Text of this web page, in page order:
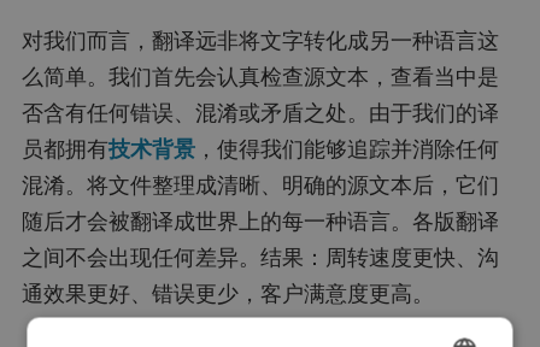
对我们而言，翻译远非将文字转化成另一种语言这
么简单。我们首先会认真检查源文本，查看当中是
否含有任何错误、混淆或矛盾之处。由于我们的译
员都拥有技术背景 ，使得我们能够追踪并消除任何
混淆。将文件整理成清晰、明确的源文本后，它们
随后才会被翻译成世界上的每一种语言。各版翻译
之间不会出现任何差异。结果：周转速度更快、沟
通效果更好、错误更少，客户满意度更高。